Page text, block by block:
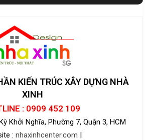
KIẾN TRÚC XÂY DỰNG NHÀ
XINH
: 0909 452 109
Khởi Nghĩa, Phường 7, Quận 3, HCM
: nhaxinhcenter.com |